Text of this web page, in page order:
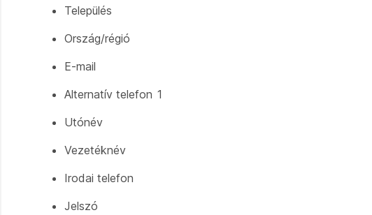
Település
Ország/régió
E-mail
Alternatív telefon 1
Utónév
Vezetéknév
Irodai telefon
Jelszó